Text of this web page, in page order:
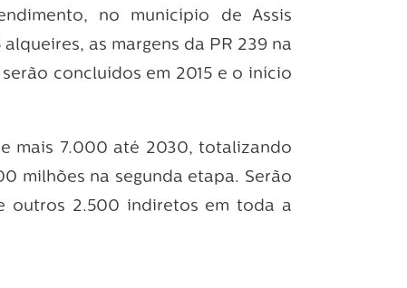
no município de Assis
as margens da PR 239 na
concluídos em 2015 e o início
mais 7.000 até 2030, totalizando
milhões na segunda etapa. Serão
outros 2.500 indiretos em toda a